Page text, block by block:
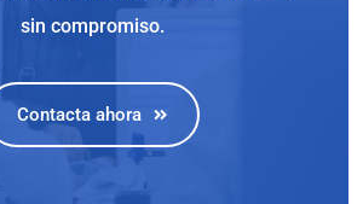
sin compromiso.
Contacta ahora